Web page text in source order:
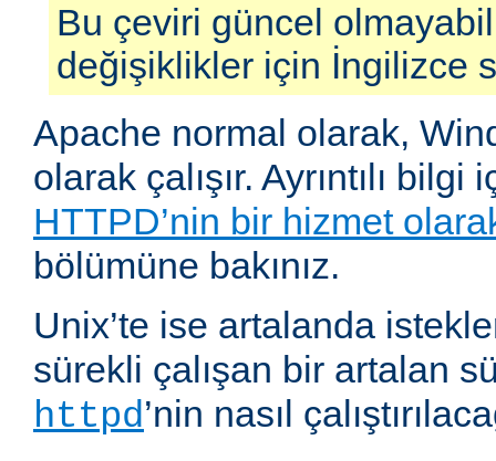
Bu çeviri güncel
değişiklikler için İngilizce
Apache normal olarak,
olarak çalışır. Ayrıntılı bilgi
HTTPD’nin bir hizmet olarak
bölümüne bakınız.
Unix’te ise artalanda
sürekli çalışan bir artalan
httpd’nin nasıl